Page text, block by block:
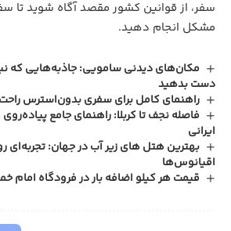
سفر، از قوانین کشور مقصد آگاه شوید تا
مشکل انجام دهید.
مکان‌های دیدنی سامویی: جاذبه‌هایی که
دست بدهید
راهنمای کامل برای سفری بدون‌استرس راحت
فاصله نجف تا کربلا: راهنمای جامع پیاده‌روی
ایرانی
بهترین هتل های زیر آب در جهان: تجربه‌ای
اقیانوس‌ها
قیمت هر کیلو اضافه بار در فرودگاه امام